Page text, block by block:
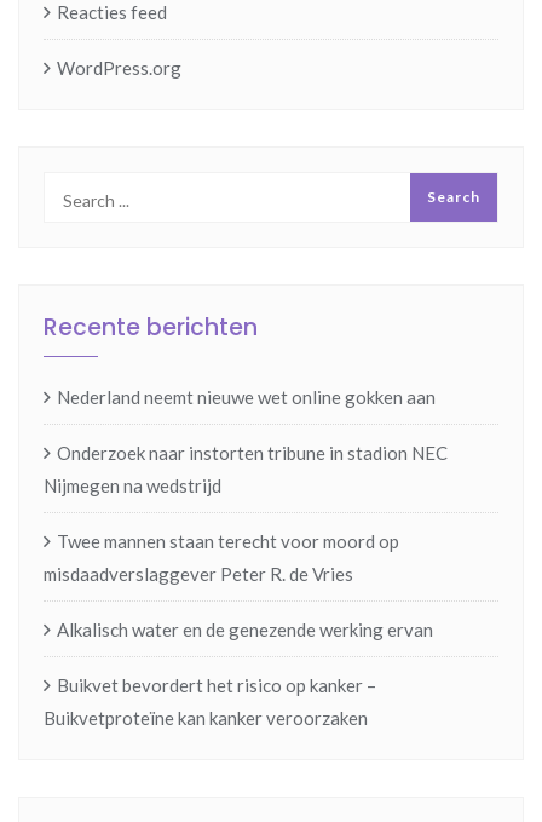
Reacties feed
WordPress.org
Recente berichten
Nederland neemt nieuwe wet online gokken aan
Onderzoek naar instorten tribune in stadion NEC
Nijmegen na wedstrijd
Twee mannen staan terecht voor moord op
misdaadverslaggever Peter R. de Vries
Alkalisch water en de genezende werking ervan
Buikvet bevordert het risico op kanker –
Buikvetproteïne kan kanker veroorzaken